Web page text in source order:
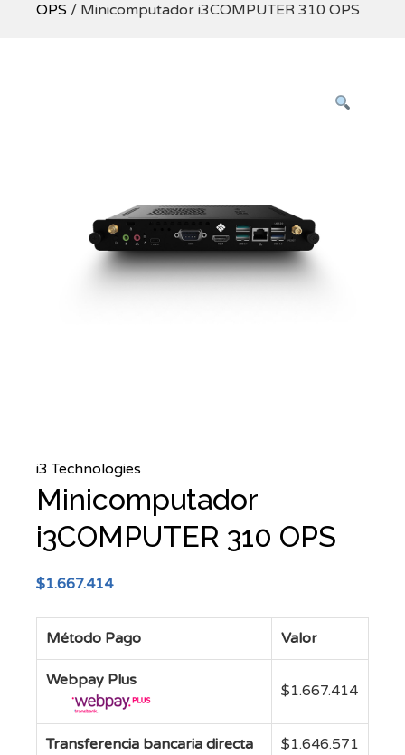
OPS / Minicomputador i3COMPUTER 310 OPS
i3 Technologies
Minicomputador
i3COMPUTER 310 OPS
$1.667.414
Método Pago Valor
Webpay Plus
$1.667.414
Transferencia bancaria directa $1.646.571